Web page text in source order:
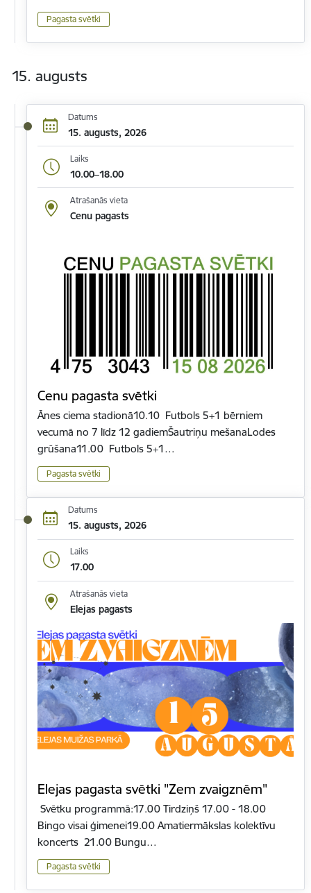
Pagasta svētki
15. augusts
Datums
15. augusts, 2026
Laiks
10.00–18.00
Atrašanās vieta
Cenu pagasts
Cenu pagasta svētki
Ānes ciema stadionā10.10 Futbols 5+1 bērniem
vecumā no 7 līdz 12 gadiemŠautriņu mešanaLodes
grūšana11.00 Futbols 5+1…
Pagasta svētki
Datums
15. augusts, 2026
Laiks
17.00
Atrašanās vieta
Elejas pagasts
Elejas pagasta svētki "Zem zvaigznēm"
Svētku programmā:17.00 Tirdziņš 17.00 - 18.00
Bingo visai ģimenei19.00 Amatiermākslas kolektīvu
koncerts 21.00 Bungu…
Pagasta svētki